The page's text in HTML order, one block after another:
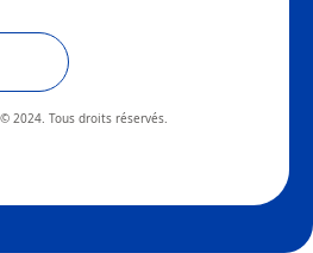
2024. Tous droits réservés.